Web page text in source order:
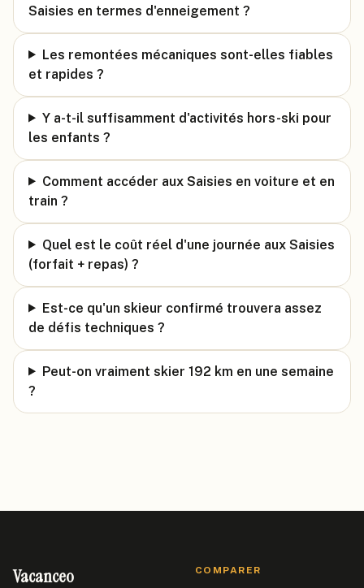
Saisies en termes d'enneigement ?
Les remontées mécaniques sont-elles fiables
et rapides ?
Y a-t-il suffisamment d'activités hors-ski pour
les enfants ?
Comment accéder aux Saisies en voiture et en
train ?
Quel est le coût réel d'une journée aux Saisies
(forfait + repas) ?
Est-ce qu'un skieur confirmé trouvera assez
de défis techniques ?
Peut-on vraiment skier 192 km en une semaine
?
Vacanceo COMPARER